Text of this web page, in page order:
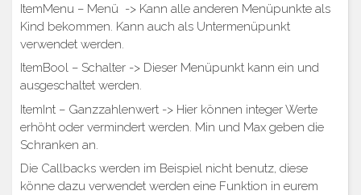
ItemMenu – Menü -> Kann alle anderen Menüpunkte als
Kind bekommen. Kann auch als Untermenüpunkt
verwendet werden.
ItemBool – Schalter -> Dieser Menüpunkt kann ein und
ausgeschaltet werden.
ItemInt – Ganzzahlenwert -> Hier können integer Werte
erhöht oder vermindert werden. Min und Max geben die
Schranken an.
Die Callbacks werden im Beispiel nicht benutz, diese
könne dazu verwendet werden eine Funktion in eurem